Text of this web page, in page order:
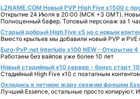
L2NAME.COM Новый PVP High Five x1500 с
Открытие 24 Июля в 20:00 (МСК +3 GMT).
Полноценный бафер. Топовый персонаж за 1
Старый добрый High Five x5 но с новым
Вместо крыльев мы добавили новый PVP и PVE
Euro-PvP.net Interlude х100 NEW - Открытие 4
Работаем без вайпов уже более 10 лет
Новый стадийный х10 сервер - бонус старт
Стадийный High Five x10 с поэтапным
Охладись в летнюю жару свежим фрешем
Лучший Essence, остальные просто копируют.